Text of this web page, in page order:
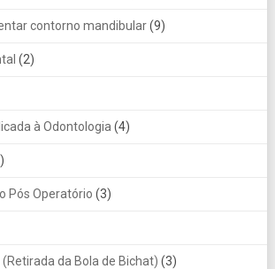
contorno mandibular(9)
(2)
à Odontologia (4)
Pós Operatório (3)
(Retirada da Bola de Bichat) (3)